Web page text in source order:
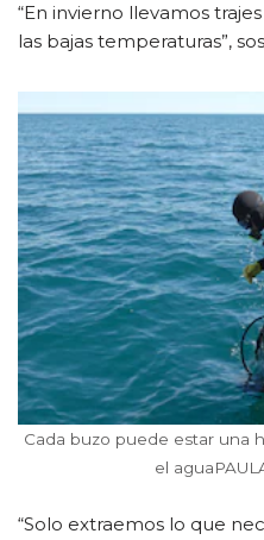
“En invierno llevamos
las bajas temperaturas”,
Cada buzo puede estar una
el
“Solo extraemos lo que